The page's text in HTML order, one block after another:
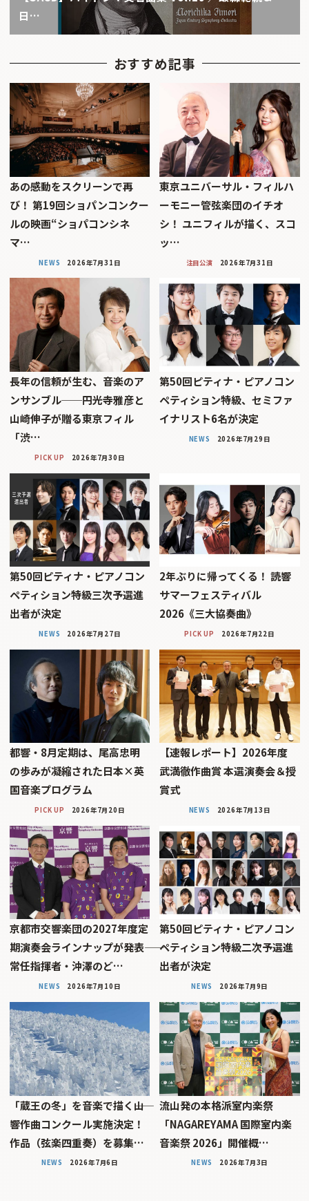
日…
おすすめ記事
あの感動をスクリーンで再
び！ 第19回ショパンコンクー
ルの映画“ショパコンシネ
マ…
NEWS 2026年7月31日
東京ユニバーサル・フィルハ
ーモニー管弦楽団のイチオ
シ！ ユニフィルが描く、スコ
ッ…
注目公演 2026年7月31日
長年の信頼が生む、音楽のア
ンサンブル──円光寺雅彦と
山崎伸子が贈る東京フィル
「渋…
PICK UP 2026年7月30日
第50回ピティナ・ピアノコン
ペティション特級、セミファ
イナリスト6名が決定
NEWS 2026年7月29日
第50回ピティナ・ピアノコン
ペティション特級三次予選進
出者が決定
NEWS 2026年7月27日
2年ぶりに帰ってくる！ 読響
サマーフェスティバル
2026《三大協奏曲》
PICK UP 2026年7月22日
都響・8月定期は、尾高忠明
の歩みが凝縮された日本×英
国音楽プログラム
PICK UP 2026年7月20日
【速報レポート】2026年度
武満徹作曲賞 本選演奏会＆授
賞式
NEWS 2026年7月13日
京都市交響楽団の2027年度定
期演奏会ラインナップが発表――
常任指揮者・沖澤のど…
NEWS 2026年7月10日
第50回ピティナ・ピアノコン
ペティション特級二次予選進
出者が決定
NEWS 2026年7月9日
「蔵王の冬」を音楽で描く――山
響作曲コンクール実施決定！
作品（弦楽四重奏）を募集…
NEWS 2026年7月6日
流山発の本格派室内楽祭
「NAGAREYAMA 国際室内楽
音楽祭 2026」開催概…
NEWS 2026年7月3日